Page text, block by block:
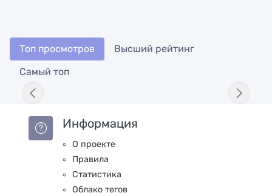
Топ просмотров
Высший рейтинг
Самый топ
Информация
О проекте
Правила
Статистика
Облако тегов